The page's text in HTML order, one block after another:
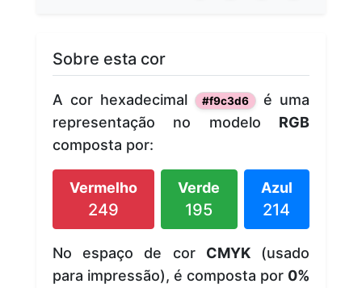
Sobre esta cor
A cor hexadecimal #f9c3d6
é uma
representação no modelo RGB
composta por:
Vermelho
249
Verde
195
Azul
214
No espaço de cor CMYK(usado
para impressão), é composta por 0%